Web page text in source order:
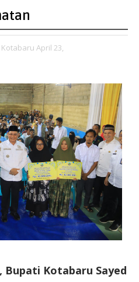
Kotabaru April 23,
Bupati Kotabaru Sayed